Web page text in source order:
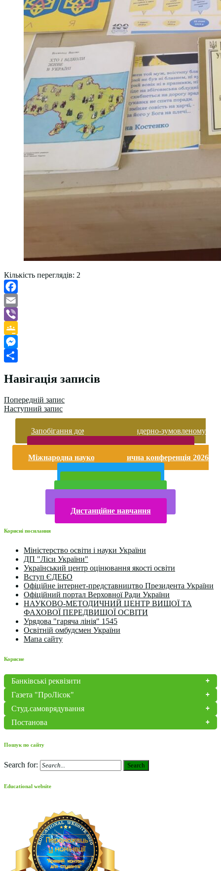
Кількість переглядів: 2
Facebook
Email
Viber
Google
Classroom
Messenger
Навігація записів
Попередній запис
Наступний запис
Запобігання домашньому та гендерно-зумовленому
Міжнародна науково-практична конференція 2026
Дистанційне навчання
Корисні посилання
Міністерство освіти і науки України
ДП "Ліси України"
Український центр оцінювання якості освіти
Вступ ЄДЕБО
Офіційне інтернет-представництво Президента України
Офіційний портал Верховної Ради України
НАУКОВО-МЕТОДИЧНИЙ ЦЕНТР ВИЩОЇ ТА
ФАХОВОЇ ПЕРЕДВИЩОЇ ОСВІТИ
Урядова "гаряча лінія" 1545
Освітній омбудсмен України
Мапа сайту
Корисне
Банківські реквізити
Газета "ПроЛісок"
Студ.самоврядування
Постанова
Пошук по сайту
Search for: Search
Educational website